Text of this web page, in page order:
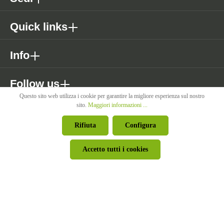
Follow us
Quick links
Info
© Pircher Oberland Srl - Powered by 426 - Your Digital Upgrade
diversamente indicato.
Questo sito web utilizza i cookie per garantire la migliore esperienza sul nostro
sito. Maggiori informazioni ...
Rifiuta Configura
Accetto tutti i cookies